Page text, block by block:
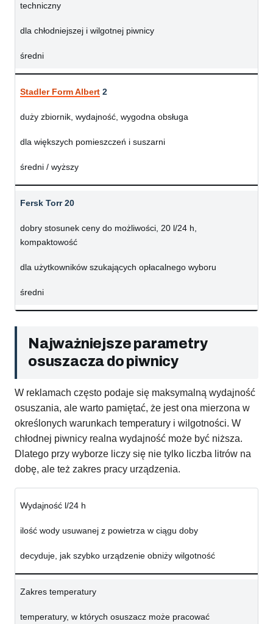
techniczny
dla chłodniejszej i wilgotnej piwnicy
średni
Stadler Form Albert 2
duży zbiornik, wydajność, wygodna obsługa
dla większych pomieszczeń i suszarni
średni / wyższy
Fersk Torr 20
dobry stosunek ceny do możliwości, 20 l/24 h,
kompaktowość
dla użytkowników szukających opłacalnego wyboru
średni
Najważniejsze parametry
osuszacza do piwnicy
W reklamach często podaje się maksymalną wydajność
osuszania, ale warto pamiętać, że jest ona mierzona w
określonych warunkach temperatury i wilgotności. W
chłodnej piwnicy realna wydajność może być niższa.
Dlatego przy wyborze liczy się nie tylko liczba litrów na
dobę, ale też zakres pracy urządzenia.
Wydajność l/24 h
ilość wody usuwanej z powietrza w ciągu doby
decyduje, jak szybko urządzenie obniży wilgotność
Zakres temperatury
temperatury, w których osuszacz może pracować